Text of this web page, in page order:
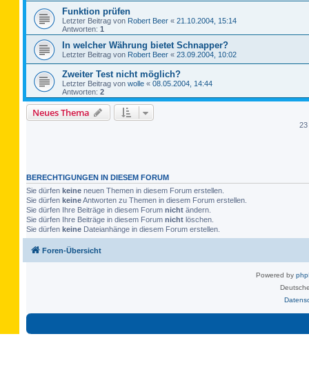
Funktion prüfen
Letzter Beitrag von Robert Beer « 21.10.2004, 15:14
Antworten: 1
In welcher Währung bietet Schnapper?
Letzter Beitrag von Robert Beer « 23.09.2004, 10:02
Zweiter Test nicht möglich?
Letzter Beitrag von wolle « 08.05.2004, 14:44
Antworten: 2
Neues Thema
23
BERECHTIGUNGEN IN DIESEM FORUM
Sie dürfen keine neuen Themen in diesem Forum erstellen.
Sie dürfen keineAntworten zu Themen in diesem Forum erstellen.
Sie dürfen Ihre Beiträge in diesem Forum nicht ändern.
Sie dürfen Ihre Beiträge in diesem Forum nicht löschen.
Sie dürfen keine Dateianhänge in diesem Forum erstellen.
Foren-Übersicht
Powered by